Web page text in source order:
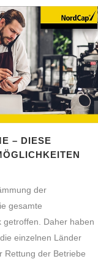
– DIESE
der
gesamte
Daher haben
einzelnen Länder
Rettung der Betriebe